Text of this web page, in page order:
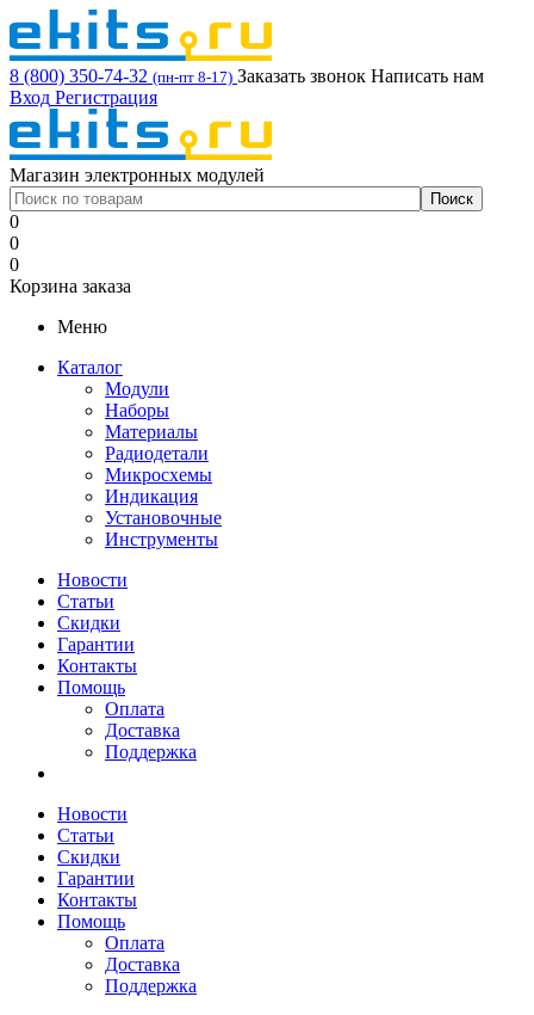
8 (800) 350-74-32 (пн-пт 8-17) Заказать звонок Написать нам
Вход Регистрация
Магазин электронных модулей
0
0
0
Корзина заказа
Меню
Каталог
Модули
Наборы
Материалы
Радиодетали
Микросхемы
Индикация
Установочные
Инструменты
Новости
Статьи
Скидки
Гарантии
Контакты
Помощь
Оплата
Доставка
Поддержка
Новости
Статьи
Скидки
Гарантии
Контакты
Помощь
Оплата
Доставка
Поддержка